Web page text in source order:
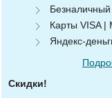
Безналичный
Карты VISA |
Яндекс-
Скидки!